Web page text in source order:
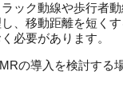
ック動線や歩行者
、移動距離を短く
必要があります。
の導入を検討する